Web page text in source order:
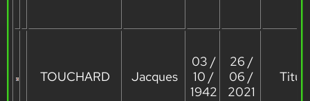
TOUCHARD Jacques
03 /
10 /
1942
26 /
06 /
2021